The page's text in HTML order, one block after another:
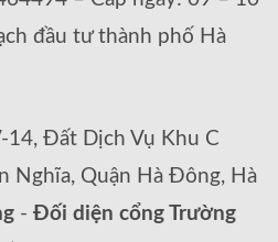
đầu tư thành phố Hà
14, Đất Dịch Vụ Khu C
Nghĩa, Quận Hà Đông, Hà
- Đối diện cổng Trường